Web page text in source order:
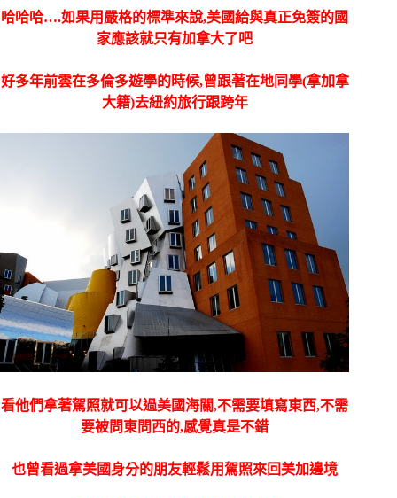
哈哈哈….如果用嚴格的標準來說,美國給與真正免簽的國
家應該就只有加拿大了吧
好多年前雲在多倫多遊學的時候,曾跟著在地同學(拿加拿
大籍)去紐約旅行跟跨年
看他們拿著駕照就可以過美國海關,不需要填寫東西,不需
要被問東問西的,感覺真是不錯
也曾看過拿美國身分的朋友輕鬆用駕照來回美加邊境